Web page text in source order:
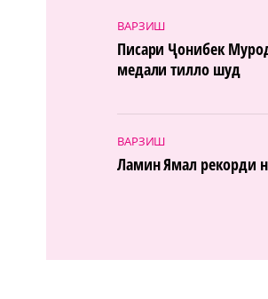
ВАРЗИШ
Писари Ҷонибек
медали тилло шуд
ВАРЗИШ
Ламин Ямал рекорди